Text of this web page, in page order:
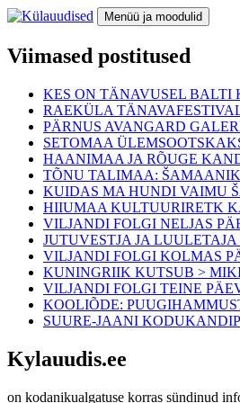
Liigu
juurde
Külauudised
Menüü ja moodulid
Viimased postitused
KES ON TÄNAVUSEL BALTI
RAEKÜLA
PÄRNUS AVANGARD
SETOMAA
HAANIMAA JA RÕUGE
TÕNU TALIMAA:
KUIDAS MA HUNDI VAIMU
HIIUMAA KULTUURIRETK
VILJANDI FOLGI NELJAS
JUTUVESTJA JA
VILJANDI FOLGI KOLMAS
KUNINGRIIK KUTSUB >
VILJANDI FOLGI TEINE
KOOLIÕDE:
SUURE-JAANI
Kylauudis.ee
on kodanikualgatuse korras sündinud